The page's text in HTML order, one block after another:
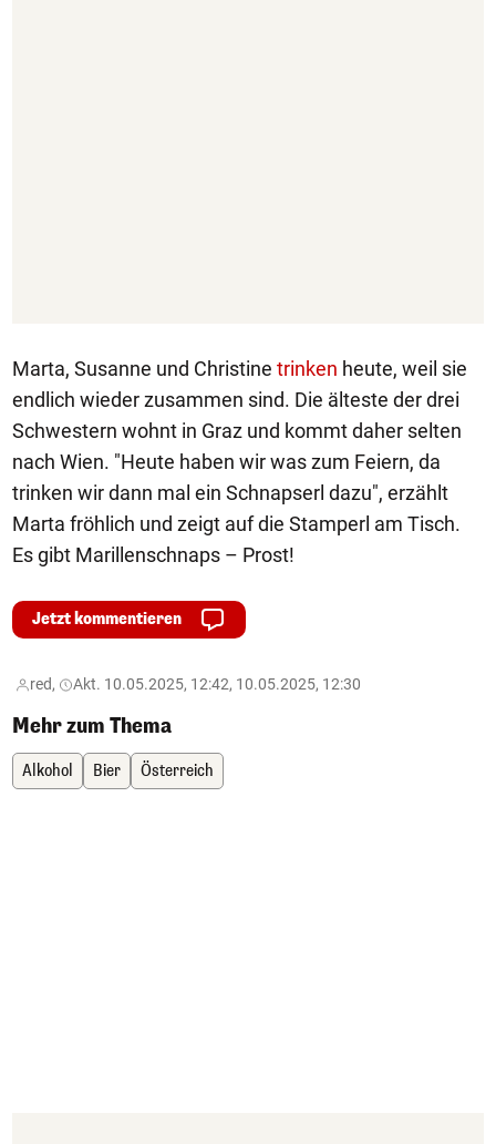
Marta, Susanne und Christine trinken heute, weil sie
endlich wieder zusammen sind. Die älteste der drei
Schwestern wohnt in Graz und kommt daher selten
nach Wien. "Heute haben wir was zum Feiern, da
trinken wir dann mal ein Schnapserl dazu", erzählt
Marta fröhlich und zeigt auf die Stamperl am Tisch.
Es gibt Marillenschnaps – Prost!
Jetzt kommentieren
red, Akt. 10.05.2025, 12:42, 10.05.2025, 12:30
Mehr zum Thema
Alkohol Bier Österreich